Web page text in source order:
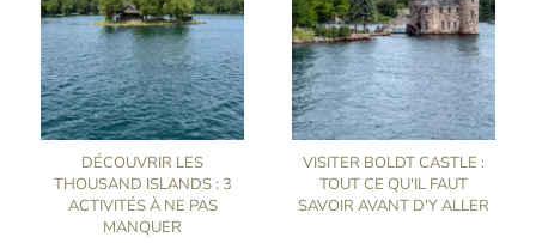
DÉCOUVRIR LES
THOUSAND ISLANDS : 3
ACTIVITÉS À NE PAS
MANQUER
VISITER BOLDT CASTLE :
TOUT CE QU'IL FAUT
SAVOIR AVANT D'Y ALLER